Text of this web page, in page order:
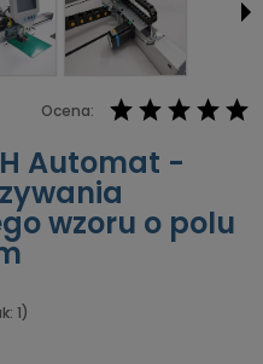
Ocena:
Automat -
wzoru o polu
1)